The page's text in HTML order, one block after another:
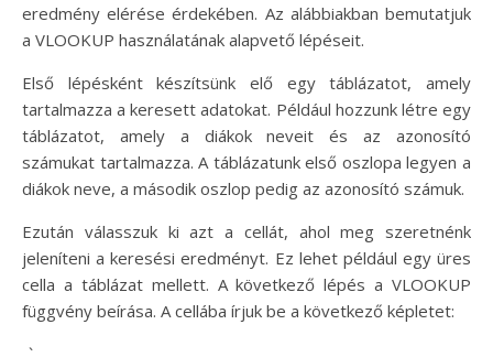
eredmény elérése érdekében. Az alábbiakban bemutatjuk
a VLOOKUP használatának alapvető lépéseit.
Első lépésként készítsünk elő egy táblázatot, amely
tartalmazza a keresett adatokat. Például hozzunk létre egy
táblázatot, amely a diákok neveit és az azonosító
számukat tartalmazza. A táblázatunk első oszlopa legyen a
diákok neve, a második oszlop pedig az azonosító számuk.
Ezután válasszuk ki azt a cellát, ahol meg szeretnénk
jeleníteni a keresési eredményt. Ez lehet például egy üres
cella a táblázat mellett. A következő lépés a VLOOKUP
függvény beírása. A cellába írjuk be a következő képletet: